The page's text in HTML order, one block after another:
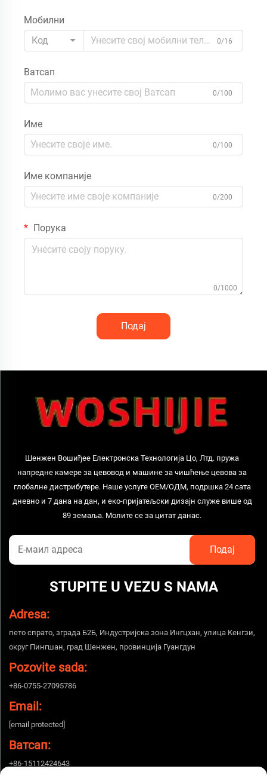
Мобилни
Код
0/16
Ватсап
0/100
Име
0/100
Име компаније
0/200
Порука
0/1000
Подај
Шенжен Вошиђее Електронска Технологија Цо, Лтд. пружа
напредне камере за цевовод и машине за чишћење цевова за
глобалне дистрибутере. Наше услуге ОЕМ/ОДМ, подршка 24 сата
дневно и 7 дана на дан, и еко-пријатељски дизајн служе више од
89 земаља. Молите се за цитат данас.
STUPITE U VEZU S NAMA
Adresa:
пето спрато, зграда Б2Б, Индустријска зона Ингцхан, улица Кенгзи,
округ Пингшан, град Шенжен, провинција Гуангдун
Pozovite sada:
+86-0755-27095786
Email:
[email protected]
Ватсап:
+86-15112424643